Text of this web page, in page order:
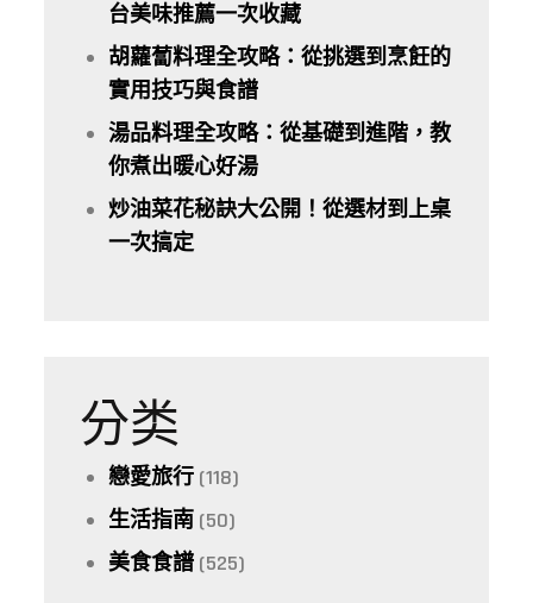
台美味推薦一次收藏
胡蘿蔔料理全攻略：從挑選到烹飪的
實用技巧與食譜
湯品料理全攻略：從基礎到進階，教
你煮出暖心好湯
炒油菜花秘訣大公開！從選材到上桌
一次搞定
分类
戀愛旅行 (118)
生活指南 (50)
美食食譜 (525)